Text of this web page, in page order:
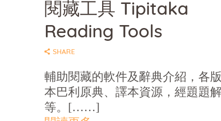
閱藏工具 Tipitaka
Reading Tools
SHARE
輔助閱藏的軟件及辭典介紹，各
本巴利原典、譯本資源，經題題
等。[……]